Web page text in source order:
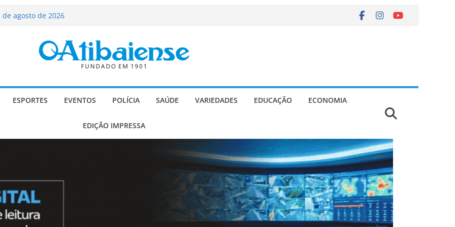
Gomes se apresenta no Cine Itá
de Paulo
– Festa de Bom Jesus dos Perdões
de mosaico do Brasil
ESPORTES EVENTOS POLÍCIA SAÚDE VARIEDADES EDUCAÇÃO ECONOMIA
EDIÇÃO IMPRESSA